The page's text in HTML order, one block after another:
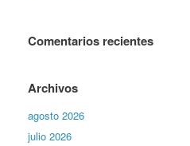
Comentarios recientes
Archivos
agosto 2026
julio 2026